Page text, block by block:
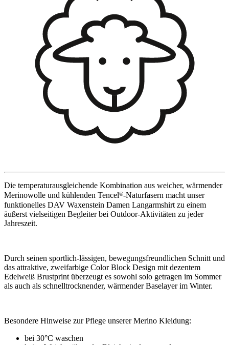
Die temperaturausgleichende Kombination aus weicher, wärmender
Merinowolle und kühlenden Tencel®-Naturfasern macht unser
funktionelles DAV Waxenstein Damen Langarmshirt zu einem
äußerst vielseitigen Begleiter bei Outdoor-Aktivitäten zu jeder
Jahreszeit.
Durch seinen sportlich-lässigen, bewegungsfreundlichen Schnitt und
das attraktive, zweifarbige Color Block Design mit dezentem
Edelweiß Brustprint überzeugt es sowohl solo getragen im Sommer
als auch als schnelltrocknender, wärmender Baselayer im Winter.
Besondere Hinweise zur Pflege unserer Merino Kleidung:
bei 30°C waschen